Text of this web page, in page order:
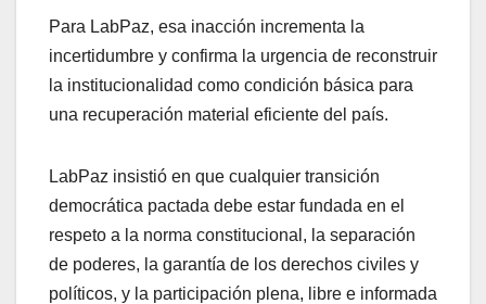
Para LabPaz, esa inacción incrementa la
incertidumbre y confirma la urgencia de reconstruir
la institucionalidad como condición básica para
una recuperación material eficiente del país.
LabPaz insistió en que cualquier transición
democrática pactada debe estar fundada en el
respeto a la norma constitucional, la separación
de poderes, la garantía de los derechos civiles y
políticos, y la participación plena, libre e informada